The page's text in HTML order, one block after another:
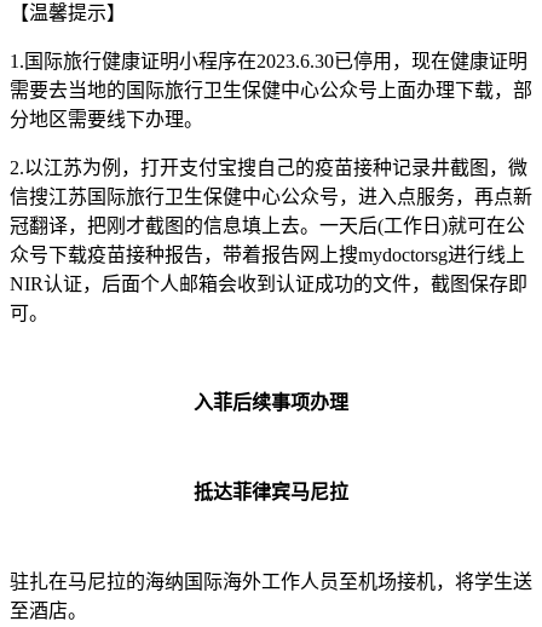
【温馨提示】
1.国际旅行健康证明小程序在2023.6.30已停用，现在健康证明
需要去当地的国际旅行卫生保健中心公众号上面办理下载，部
分地区需要线下办理。
2.以江苏为例，打开支付宝搜自己的疫苗接种记录井截图，微
信搜江苏国际旅行卫生保健中心公众号，进入点服务，再点新
冠翻译，把刚才截图的信息填上去。一天后(工作日)就可在公
众号下载疫苗接种报告，带着报告网上搜mydoctorsg进行线上
NIR认证，后面个人邮箱会收到认证成功的文件，截图保存即
可。
入菲后续事项办理
抵达菲律宾马尼拉
驻扎在马尼拉的海纳国际海外工作人员至机场接机，将学生送
至酒店。